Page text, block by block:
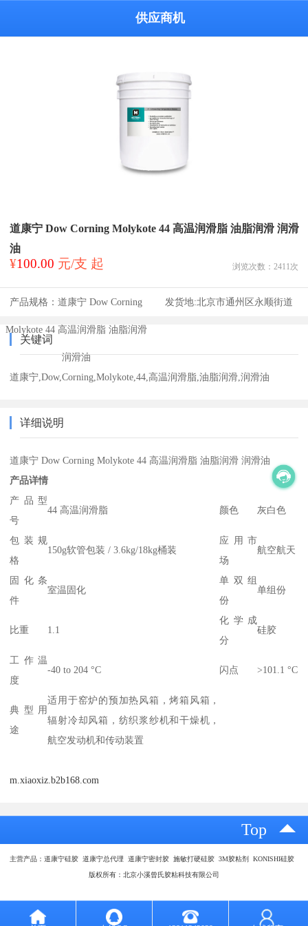
供应商机
道康宁 Dow Corning Molykote 44 高温润滑脂 油脂润滑 润滑
油
¥100.00 元/支 起 浏览次数： 2411 次
产品规格：道康宁 Dow Corning
Molykote 44 高温润滑脂 油脂润滑
润滑油
发货地:北京市通州区永顺街道
关键词
道康宁,Dow,Corning,Molykote,44,高温润滑脂,油脂润滑,润滑油
详细说明
道康宁 Dow Corning Molykote 44 高温润滑脂 油脂润滑 润滑油
产品详情
产品型
号
44 高温润滑脂 颜色 灰白色
包装规
格
150g软管包装 / 3.6kg/18kg桶装
应用市
场
航空航天
固化条
件
室温固化
单双组
份
单组份
比重 1.1
化学成
分
硅胶
工作温
度
-40 to 204 °C 闪点 >101.1 °C
典型用
途
适用于窑炉的预加热风箱，烤箱风箱，
辐射冷却风箱，纺织浆纱机和干燥机，
航空发动机和传动装置
m.xiaoxiz.b2b168.com
Top
主营产品：道康宁硅胶 道康宁总代理 道康宁密封胶 施敏打硬硅胶 3M胶粘剂 KONISHI硅胶
版权所有：北京小溪曾氏胶粘科技有限公司